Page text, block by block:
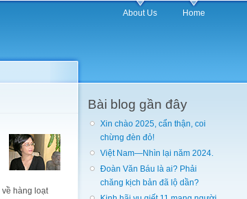
About Us Home
về hàng loạt
Bài blog gần đây
Xin chào 2025, cẩn thận, coi
chừng đèn đỏ!
Việt Nam—Nhìn lại năm 2024.
Đoàn Văn Báu là ai? Phải
chăng kịch bản đã lộ dần?